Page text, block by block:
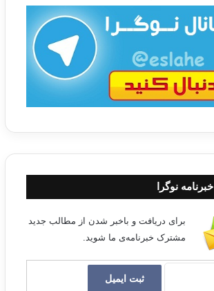
خبرنامه نوگرا
برای دریافت و باخبر شدن از مطالب جدید
مشترک خبرنامه‌ی ما شوید.